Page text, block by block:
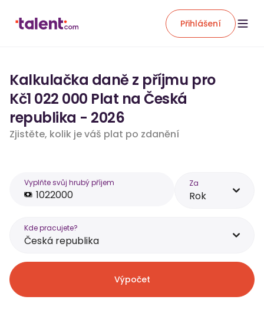
Přihlášení
Kalkulačka daně z příjmu pro
Kč1 022 000 Plat na Česká
republika - 2026
Zjistěte, kolik je váš plat po zdanění
Vyplňte svůj hrubý příjem Za
Rok
Kde pracujete?
Česká republika
Výpočet